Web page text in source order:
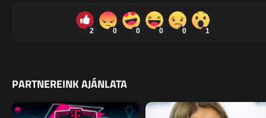
2 0 0 0 0 1
PARTNEREINK AJÁNLATA